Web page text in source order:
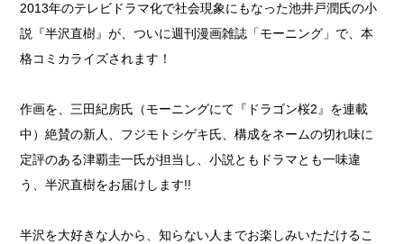
2013年のテレビドラマ化で社会現象にもなった池井戸潤氏の小
説『半沢直樹』が、ついに週刊漫画雑誌「モーニング」で、本
格コミカライズされます！
作画を、三田紀房氏（モーニングにて『ドラゴン桜2』を連載
中）絶賛の新人、フジモトシゲキ氏、構成をネームの切れ味に
定評のある津覇圭一氏が担当し、小説ともドラマとも一味違
う、半沢直樹をお届けします!!
半沢を大好きな人から、知らない人までお楽しみいただけるこ